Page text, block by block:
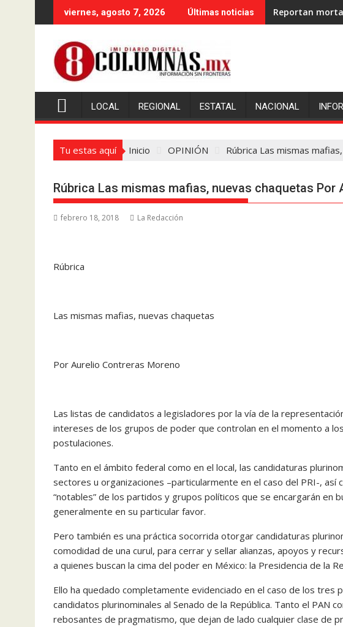
al
viernes, agosto 7, 2026 Últimas noticias Reportan
LOCAL REGIONAL ESTATAL NACIONAL
Tu estas aquí Inicio OPINIÓN Rúbrica Las mismas
Rúbrica Las mismas mafias, nuevas chaquetas Por
febrero 18, 2018 La Redacción
Rúbrica
Las mismas mafias, nuevas chaquetas
Por Aurelio Contreras Moreno
Las listas de candidatos a legisladores por la vía de la
intereses de los grupos de poder que controlan en el momento a
postulaciones.
Tanto en el ámbito federal como en el local, las candidaturas
sectores u organizaciones –particularmente en el caso del PRI-, así
“notables” de los partidos y grupos políticos que se encargarán en
generalmente en su particular favor.
Pero también es una práctica socorrida otorgar candidaturas
comodidad de una curul, para cerrar y sellar alianzas, apoyos y
a quienes buscan la cima del poder en México: la Presidencia de la
Ello ha quedado completamente evidenciado en el caso de los tres
candidatos plurinominales al Senado de la República. Tanto el PAN
rebosantes de pragmatismo, que dejan de lado cualquier clase de